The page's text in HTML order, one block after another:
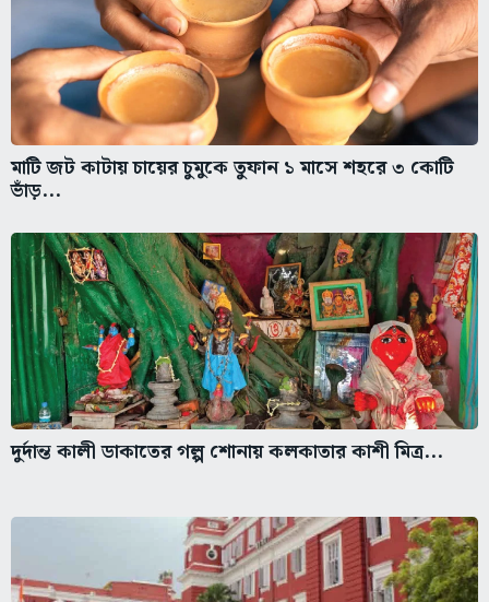
মাটি জট কাটায় চায়ের চুমুকে তুফান ১ মাসে শহরে ৩ কোটি
ভাঁড়...
দুর্দান্ত কালী ডাকাতের গল্প শোনায় কলকাতার কাশী মিত্র...